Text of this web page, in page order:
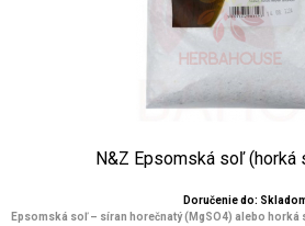
N&Z Epsomská soľ (horká
Doručenie do:
Epsomská soľ – síran horečnatý (MgSO4) alebo